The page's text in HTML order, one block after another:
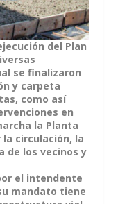
del Plan
se finalizaron
y carpeta
como así
en
la Planta
circulación, la
de los vecinos y
el intendente
mandato tiene